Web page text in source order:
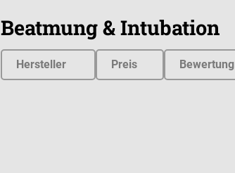
Beatmung & Intubation
Hersteller Preis Bewertung